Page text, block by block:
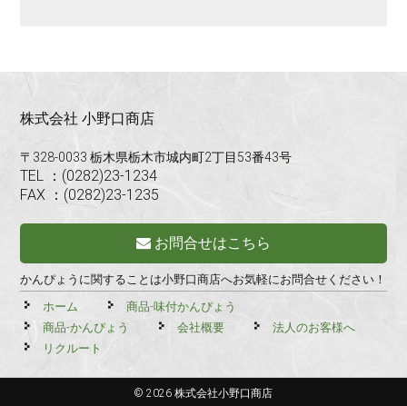
株式会社 小野口商店
〒328-0033 栃木県栃木市城内町2丁目53番43号
TEL ：(0282)23-1234
FAX ：(0282)23-1235
お問合せはこちら
かんぴょうに関することは小野口商店へお気軽にお問合せください！
ホーム
商品-味付かんぴょう
商品-かんぴょう
会社概要
法人のお客様へ
リクルート
© 2026 株式会社小野口商店